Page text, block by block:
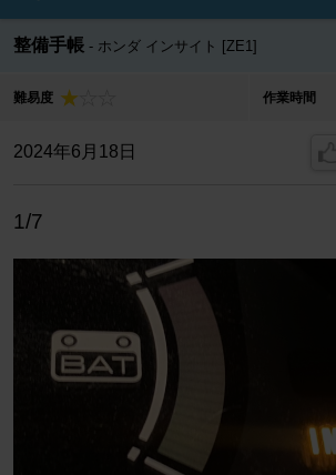
整備手帳 ホンダ インサイト [ZE1]
難易度 作業時間
2024年6月18日
1/7